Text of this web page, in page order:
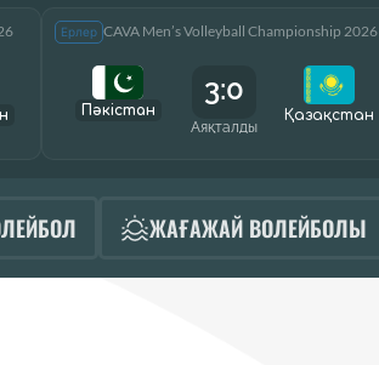
Ерлер CAVA Men’s Volleyball Championship 2026
Пәкістан
3:0
Аяқталды
Қазақcтан
ЖАҒАЖАЙ ВОЛЕЙБОЛЫ